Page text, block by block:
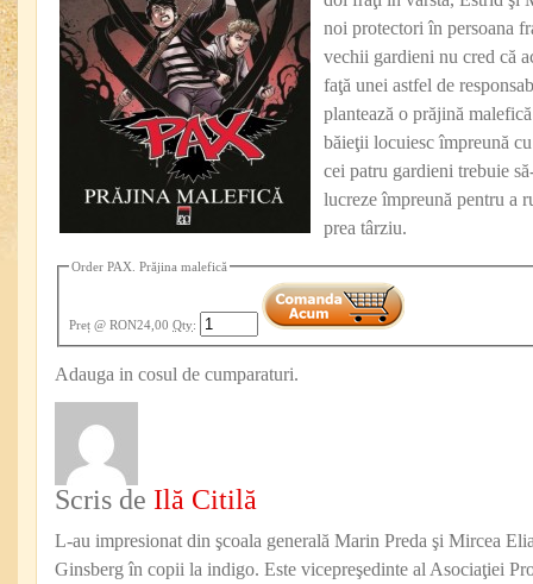
noi protectori în persoana
vechii gardieni nu cred că
faţă unei astfel de
plantează o prăjină
băieţii locuiesc împreună
cei patru gardieni trebuie
lucreze împreună pentru a
prea târziu.
Order PAX. Prăjina malefică
Preț @ RON24,00 Qty:
Adauga in cosul de cumparaturi.
Scris de Ilă Citilă
L-au impresionat din şcoala generală Marin Preda şi Mircea
Ginsberg în copii la indigo. Este vicepreşedinte al Asociaţiei